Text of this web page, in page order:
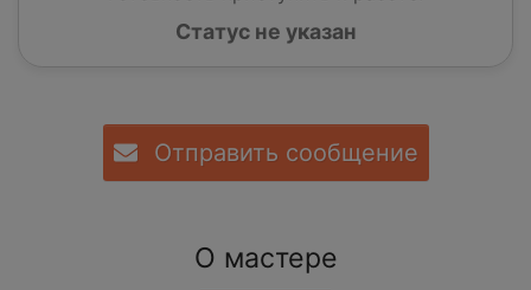
Статус не указан
Отправить сообщение
О мастере